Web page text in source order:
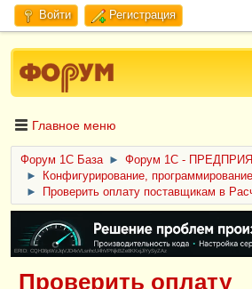
Войти Регистрация
Главное меню
Форум 1C База ►
Форум 1С -
►
Конфигурирование,
►
Проверить оплату поставщикам в
ERID: CQH36pWzJqVJD4xVLsnhcU4hVPNjkBZe8KKxjJiYySyZAz
Проверить оплату